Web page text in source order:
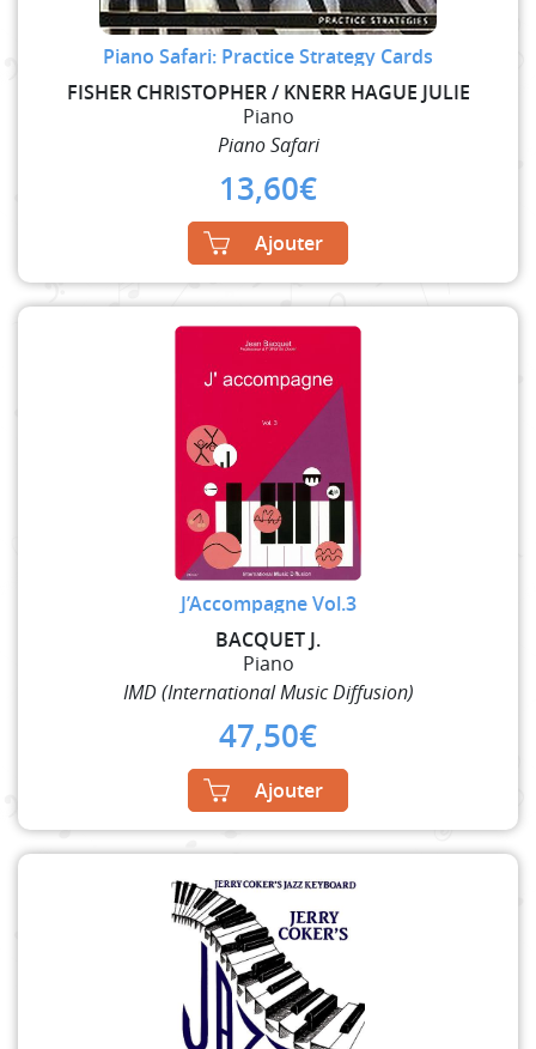
Piano Safari: Practice Strategy Cards
FISHER CHRISTOPHER / KNERR HAGUE JULIE
Piano
Piano Safari
13,60€
Ajouter
J’Accompagne Vol.3
BACQUET J.
Piano
IMD (International Music Diffusion)
47,50€
Ajouter